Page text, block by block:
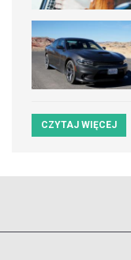
CZYTAJ WIĘCEJ